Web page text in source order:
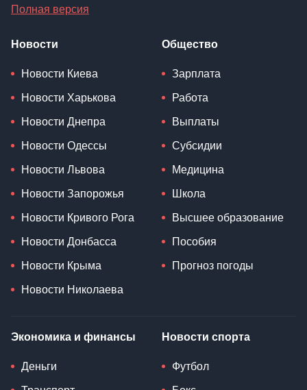
Полная версия
Новости
Новости Киева
Новости Харькова
Новости Днепра
Новости Одессы
Новости Львова
Новости Запорожья
Новости Кривого Рога
Новости Донбасса
Новости Крыма
Новости Николаева
Общество
Зарплата
Работа
Выплаты
Субсидии
Медицина
Школа
Высшее образование
Пособия
Прогноз погоды
Экономика и финансы
Деньги
Новости спорта
Футбол